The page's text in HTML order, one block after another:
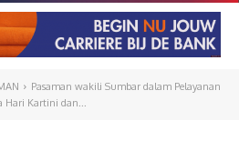
Pasaman wakili Sumbar dalam Pelayanan
Hari Kartini dan...